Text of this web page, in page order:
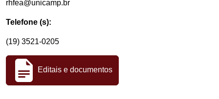
rhfea@unicamp.br
Telefone (s):
(19) 3521-0205
Editais e documentos